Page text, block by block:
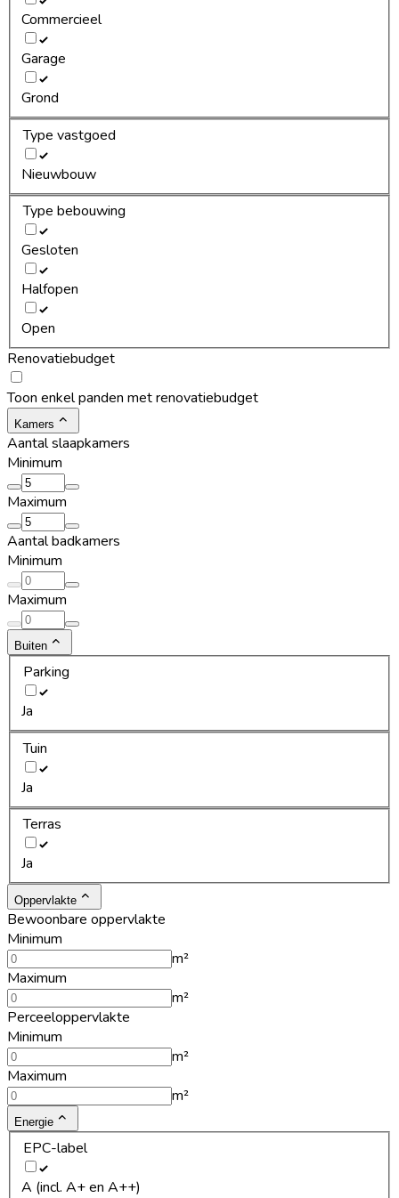
Commercieel
Garage
Grond
Type vastgoed
Nieuwbouw
Type bebouwing
Gesloten
Halfopen
Open
Renovatiebudget
Toon enkel panden met renovatiebudget
Kamers
Aantal slaapkamers
Minimum
Maximum
Aantal badkamers
Minimum
Maximum
Buiten
Parking
Ja
Tuin
Ja
Terras
Ja
Oppervlakte
Bewoonbare oppervlakte
Minimum
m²
Maximum
m²
Perceeloppervlakte
Minimum
m²
Maximum
m²
Energie
EPC-label
A (incl. A+ en A++)